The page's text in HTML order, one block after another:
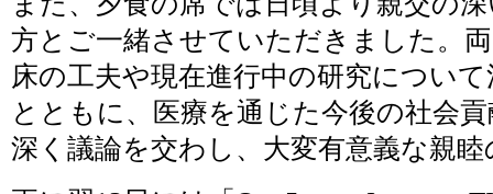
方とご一緒させていただきました。
床の工夫や現在進行中の研究につい
とともに、医療を通じた今後の社会
深く議論を交わし、大変有意義な親